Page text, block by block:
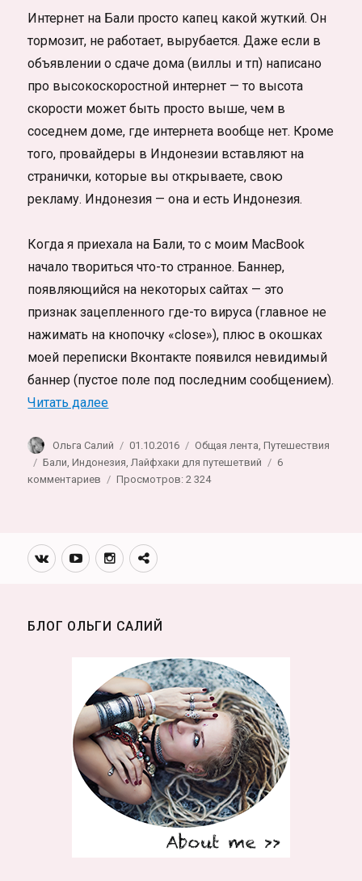
Интернет на Бали просто капец какой жуткий. Он
тормозит, не работает, вырубается. Даже если в
объявлении о сдаче дома (виллы и тп) написано
про высокоскоростной интернет — то высота
скорости может быть просто выше, чем в
соседнем доме, где интернета вообще нет. Кроме
того, провайдеры в Индонезии вставляют на
странички, которые вы открываете, свою
рекламу. Индонезия — она и есть Индонезия.
Когда я приехала на Бали, то с моим MacBook
начало твориться что-то странное. Баннер,
появляющийся на некоторых сайтах — это
признак зацепленного где-то вируса (главное не
нажимать на кнопочку «close»), плюс в окошках
моей переписки Вконтакте появился невидимый
баннер (пустое поле под последним сообщением).
Читать далее«Особенности интернета в Индонезии.
Автор
Ольга Салий Опубликовано
01.10.2016 Рубрики
Общая лента ,Путешествия
Метки
Бали ,Индонезия Лайфхаки для путешетвий
6
комментариев
в
Индонезии.
пустое
сообщениях
Вк?
Просмотров: 2 324
Вконтакте
YoutubeИнстаграмм
Телеграм
БЛОГ ОЛЬГИ САЛИЙ